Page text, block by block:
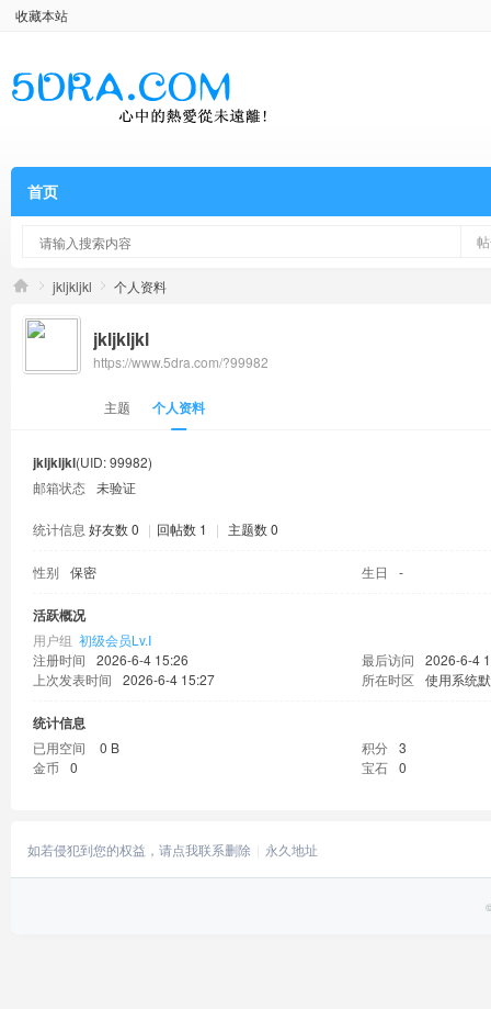
收藏本站
首页
jkljkljkl 个人资料
jkljkljkl
https://www.5dra.com/?99982
主题 个人资料
jkljkljkl(UID: 99982)
邮箱状态 未验证
统计信息 好友数 0 | 回帖数 1 | 主题数 0
性别 保密 生日 -
活跃概况
用户组 初级会员Lv.Ⅰ
注册时间
2026-6-4 15:26 最后访问
2026-6-4
上次发表时间
2026-6-4 15:27 所在时区 使用系统
统计信息
已用空间 0 B 积分 3
金币
0 宝石 0
如若侵犯到您的权益，请点我联系删除 永久地址